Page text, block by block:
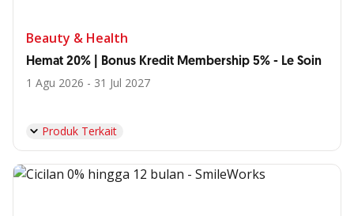
Beauty & Health
Hemat 20% | Bonus Kredit Membership 5% - Le Soin
1 Agu 2026 - 31 Jul 2027
Produk Terkait